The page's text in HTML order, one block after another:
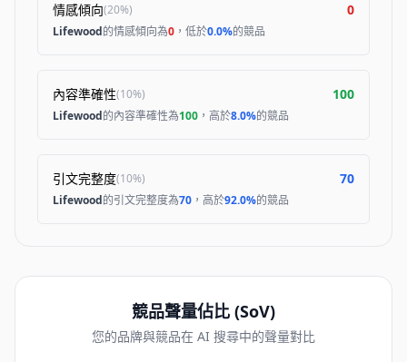
情感傾向(20%) 0
Lifewood的情感傾向為0 ，低於0.0%的競品
內容準確性(10%) 100
Lifewood的內容準確性為100 ，高於8.0%的競品
引文完整度(10%) 70
Lifewood的引文完整度為70 ，高於92.0%的競品
競品聲量佔比 (SoV)
您的品牌與競品在 AI 搜尋中的聲量對比